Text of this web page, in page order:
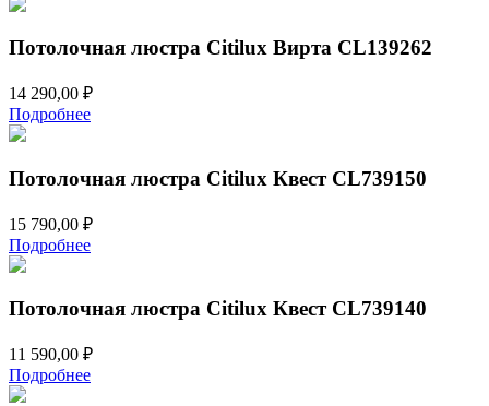
Потолочная люстра Citilux Вирта CL139262
14 290,00 ₽
Подробнее
Потолочная люстра Citilux Квест CL739150
15 790,00 ₽
Подробнее
Потолочная люстра Citilux Квест CL739140
11 590,00 ₽
Подробнее